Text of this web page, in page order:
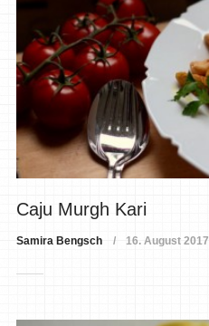
Caju Murgh Kari
Samira Bengsch 16. August 2017